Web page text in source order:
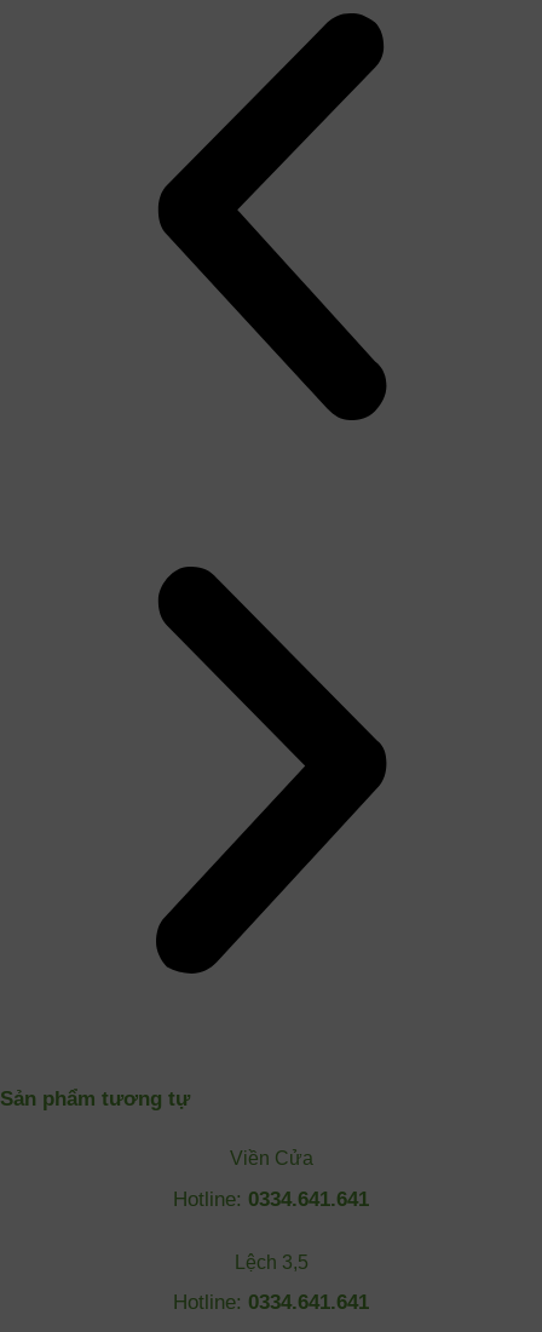
Sản phẩm tương tự
Viền Cửa
Hotline: 0334.641.641
Lệch 3,5
Hotline: 0334.641.641
Tên người dùng hoặc địa chỉ email
Lost your password?